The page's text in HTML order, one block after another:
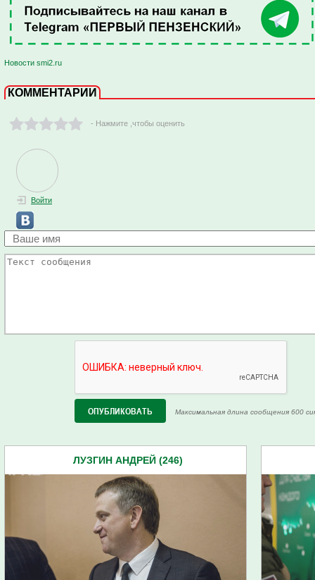
Новости smi2.ru
КОММЕНТАРИИ
- Нажмите ,чтобы оценить
Войти
Максимальная длина сообщения 600
ЛУЗГИН АНДРЕЙ (246)